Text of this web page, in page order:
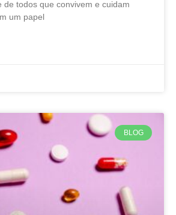
de todos que convivem e cuidam
um papel
BLOG